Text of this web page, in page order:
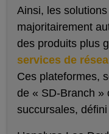
Ainsi, les
majoritairement
des produits plus
services de
Ces plateformes,
de « SD-Branch »
succursales,